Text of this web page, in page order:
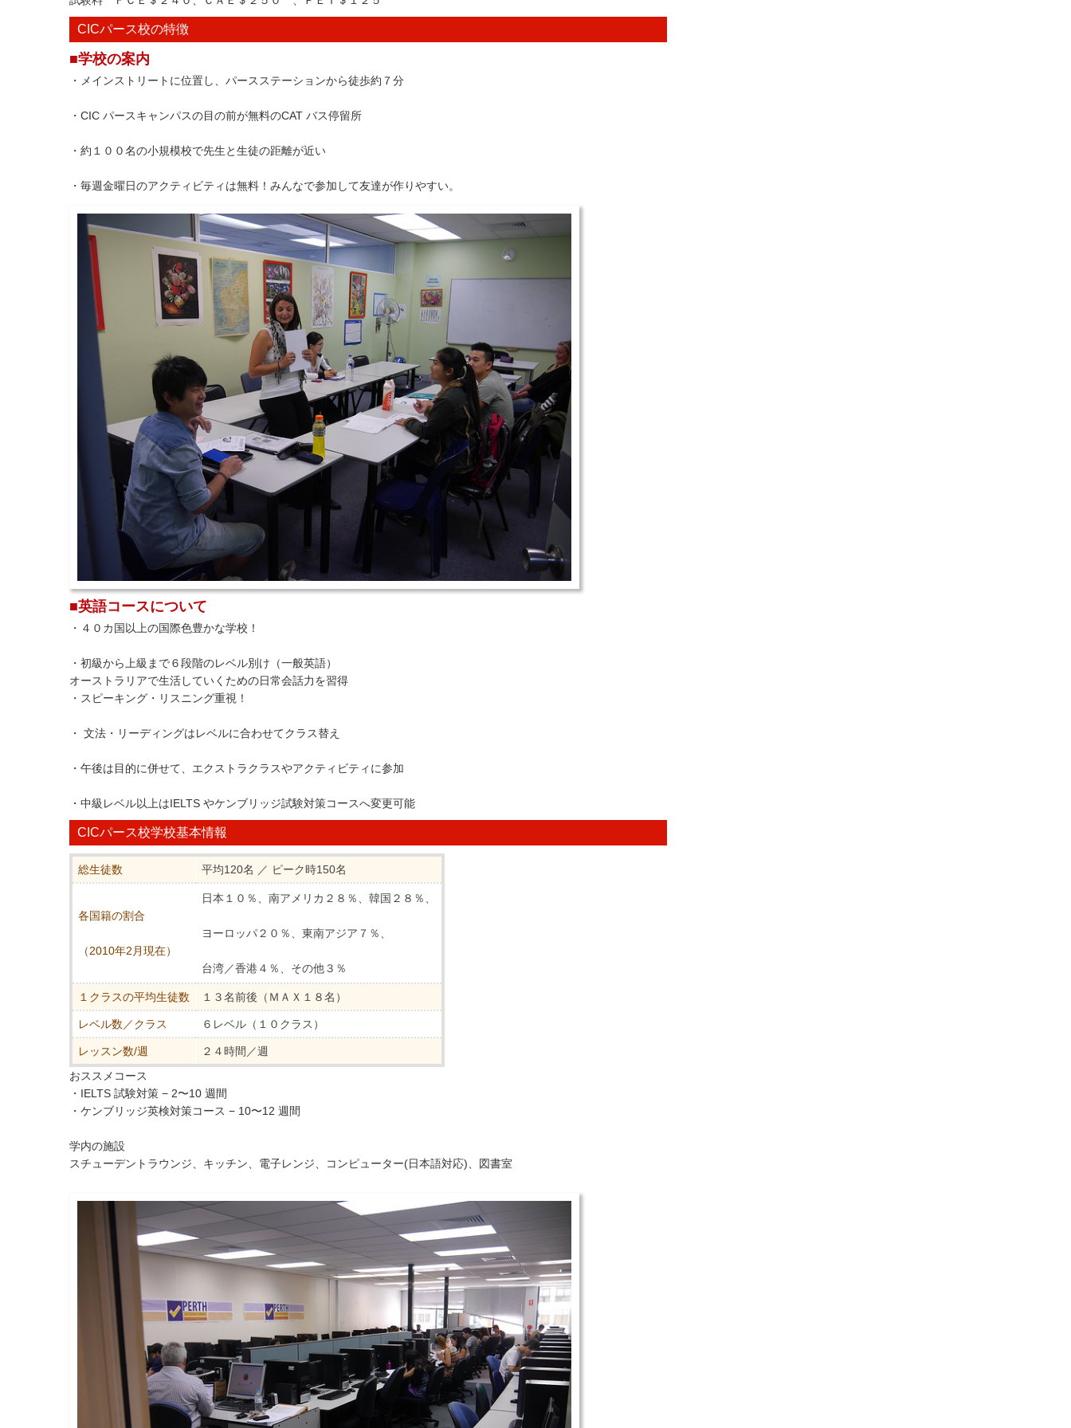
CICパース校の特徴
■学校の案内
・メインストリートに位置し、パースステーションから徒歩約７分
・CIC パースキャンパスの目の前が無料のCAT バス停留所
・約１００名の小規模校で先生と生徒の距離が近い
・毎週金曜日のアクティビティは無料！みんなで参加して友達が作りやすい。
■英語コースについて
・４０カ国以上の国際色豊かな学校！
・初級から上級まで６段階のレベル別け（一般英語）
オーストラリアで生活していくための日常会話力を習得
・スピーキング・リスニング重視！
・ 文法・リーディングはレベルに合わせてクラス替え
・午後は目的に併せて、エクストラクラスやアクティビティに参加
・中級レベル以上はIELTS やケンブリッジ試験対策コースへ変更可能
CICパース校学校基本情報
総生徒数 平均120名 ／ ピーク時150名
各国籍の割合
（2010年2月現在）
日本１０％、南アメリカ２８％、韓国２８％、
ヨーロッパ２０％、東南アジア７％、
台湾／香港４％、その他３％
１クラスの平均生徒数 １３名前後（ＭＡＸ１８名）
レベル数／クラス ６レベル（１０クラス）
レッスン数/週
２４時間／週
おススメコース
・IELTS 試験対策 − 2〜10 週間
・ケンブリッジ英検対策コース − 10〜12 週間
学内の施設
スチューデントラウンジ、キッチン、電子レンジ、コンピューター(日本語対応)、図書室